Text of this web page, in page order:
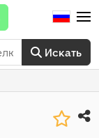
Искать